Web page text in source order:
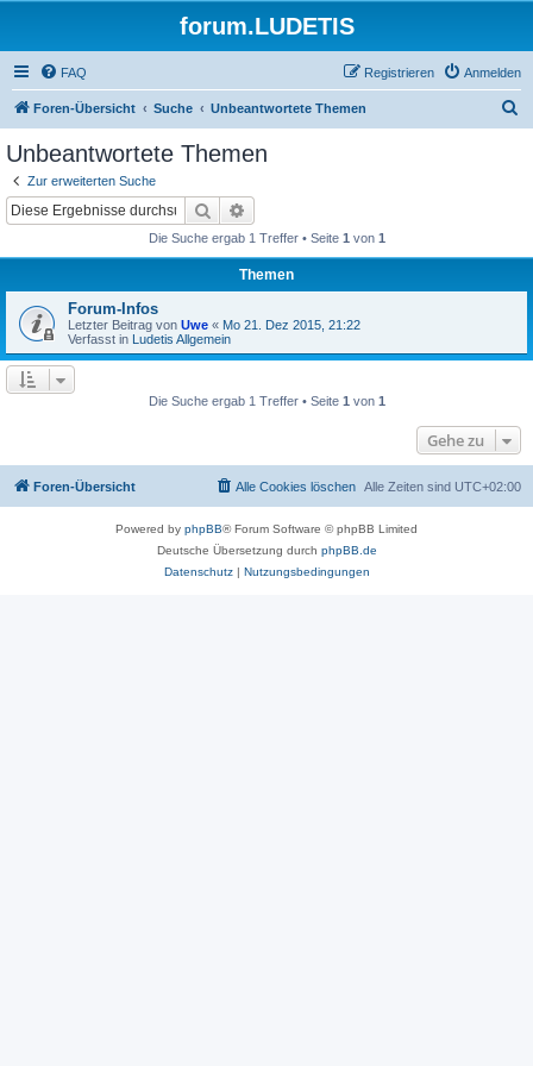
forum.LUDETIS
FAQ Anmelden
Registrieren
Foren-Übersicht Suche Unbeantwortete Themen
Unbeantwortete Themen
Zur erweiterten Suche
Suche
Die Suche ergab 1 Treffer • Seite 1 von 1
Themen
Forum-Infos
Letzter Beitrag von Uwe « Mo 21. Dez 2015, 21:22
Verfasst in Ludetis Allgemein
Die Suche ergab 1 Treffer • Seite 1 von 1
Gehe zu
Foren-Übersicht Alle Zeiten sind UTC+02:00
Alle Cookies löschen
Powered by phpBB® Forum Software © phpBB Limited
Deutsche Übersetzung durch phpBB.de
Datenschutz| Nutzungsbedingungen